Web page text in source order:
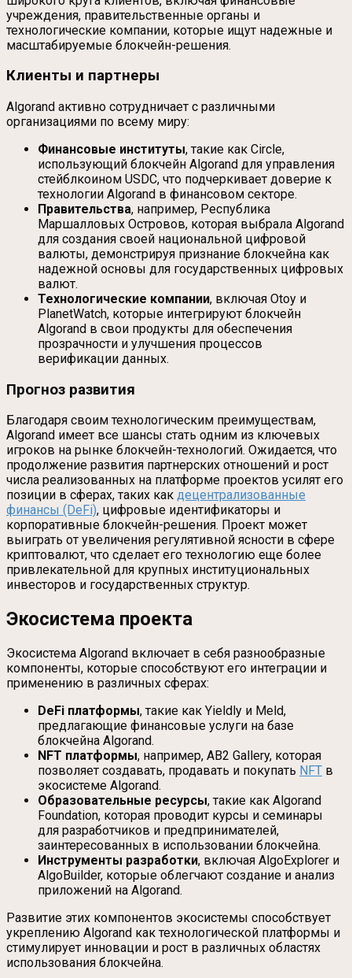
учреждения, правительственные органы и
технологические компании, которые ищут надежные и
масштабируемые блокчейн-решения.
Клиенты и партнеры
Algorand активно сотрудничает с различными
организациями по всему миру:
Финансовые институты, такие как Circle,
использующий блокчейн Algorand для управления
стейблкоином USDC, что подчеркивает доверие к
технологии Algorand в финансовом секторе.
Правительства, например, Республика
Маршалловых Островов, которая выбрала Algorand
для создания своей национальной цифровой
валюты, демонстрируя признание блокчейна как
надежной основы для государственных цифровых
валют.
Технологические компании, включая Otoy и
PlanetWatch, которые интегрируют блокчейн
Algorand в свои продукты для обеспечения
прозрачности и улучшения процессов
верификации данных.
Прогноз развития
Благодаря своим технологическим преимуществам,
Algorand имеет все шансы стать одним из ключевых
игроков на рынке блокчейн-технологий. Ожидается, что
продолжение развития партнерских отношений и рост
числа реализованных на платформе проектов усилят его
позиции в сферах, таких как децентрализованные
финансы (DeFi), цифровые идентификаторы и
корпоративные блокчейн-решения. Проект может
выиграть от увеличения регулятивной ясности в сфере
криптовалют, что сделает его технологию еще более
привлекательной для крупных институциональных
инвесторов и государственных структур.
Экосистема проекта
Экосистема Algorand включает в себя разнообразные
компоненты, которые способствуют его интеграции и
применению в различных сферах:
DeFi платформы, такие как Yieldly и Meld,
предлагающие финансовые услуги на базе
блокчейна Algorand.
NFT платформы, например, AB2 Gallery, которая
позволяет создавать, продавать и покупать NFT в
экосистеме Algorand.
Образовательные ресурсы, такие как Algorand
Foundation, которая проводит курсы и семинары
для разработчиков и предпринимателей,
заинтересованных в использовании блокчейна.
Инструменты разработки, включая AlgoExplorer и
AlgoBuilder, которые облегчают создание и анализ
приложений на Algorand.
Развитие этих компонентов экосистемы способствует
укреплению Algorand как технологической платформы и
стимулирует инновации и рост в различных областях
использования блокчейна.